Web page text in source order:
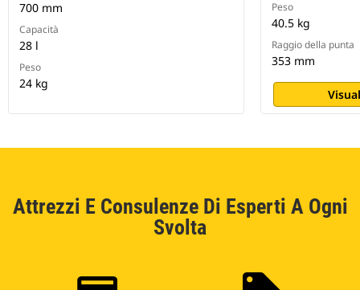
700 mm
Capacità
28 l
Peso
24 kg
Peso
40.5 kg
Raggio della punta
353 mm
Attrezzi E Consulenze Di Esperti A Ogni
Svolta